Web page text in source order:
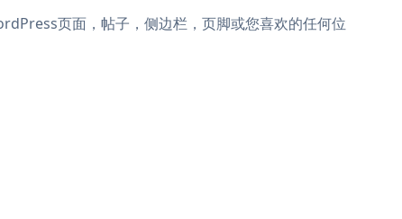
页面，帖子，侧边栏，页脚或您喜欢的任何位